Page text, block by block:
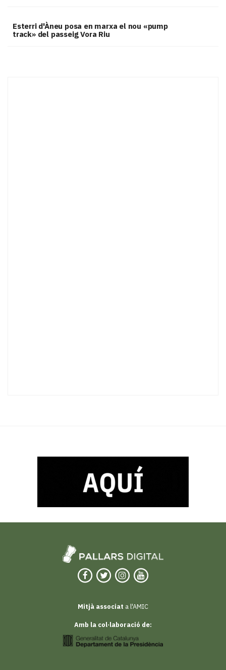
Esterri d'Àneu posa en marxa el nou «pump
track» del passeig Vora Riu
Mitjà associat a l'AMIC
Amb la col·laboració de: